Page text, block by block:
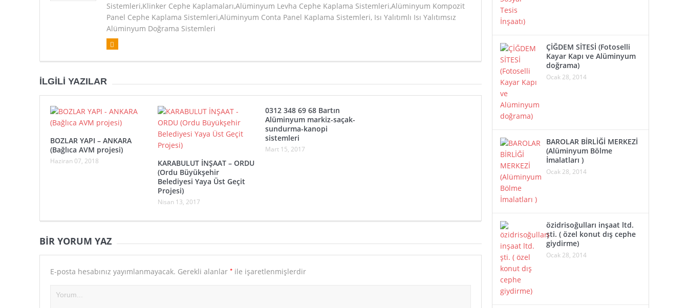
Sistemleri,Klinker Cephe Kaplamaları,Alüminyum Levha Cephe Kaplama Sistemleri,Alüminyum Kompozit
Panel Cephe Kaplama Sistemleri,Alüminyum Conta Panel Kaplama Sistemleri, Isı Yalıtımlı Isı Yalıtımsız
Alüminyum Doğrama Sistemleri
İLGILI YAZILAR
BOZLAR YAPI – ANKARA
(Bağlıca AVM projesi)
Haziran 07, 2018
KARABULUT İNŞAAT – ORDU
(Ordu Büyükşehir
Belediyesi Yaya Üst Geçit
Projesi)
Nisan 13, 2017
0312 348 69 68 Bartın
Alüminyum markiz-saçak-
sundurma-kanopi
sistemleri
Mart 15, 2017
BIR YORUM YAZ
E-posta hesabınız yayımlanmayacak. Gerekli alanlar *ile işaretlenmişlerdir
ÇİĞDEM SİTESİ (Fotoselli
Kayar Kapı ve Alüminyum
doğrama)
Ocak 28, 2014
BAROLAR BİRLİĞİ MERKEZİ
(Alüminyum Bölme
İmalatları )
Ocak 28, 2014
özidrisoğulları inşaat ltd.
şti. ( özel konut dış cephe
giydirme)
Ocak 28, 2014